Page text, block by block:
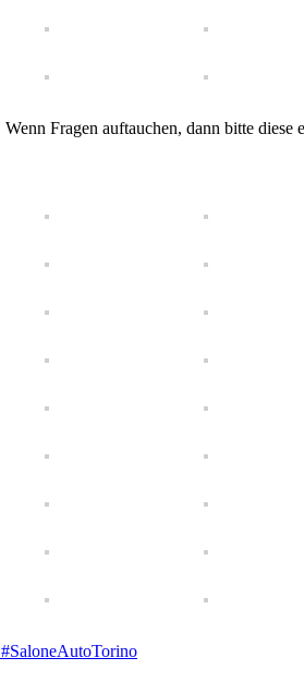
Fragen auftauchen, dann bitte diese
#SaloneAutoTorino